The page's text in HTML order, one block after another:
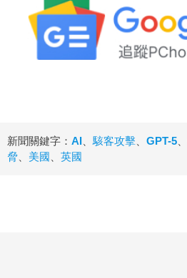
新聞關鍵字： AI 駭客攻擊 GPT-5
脅
美國 英國